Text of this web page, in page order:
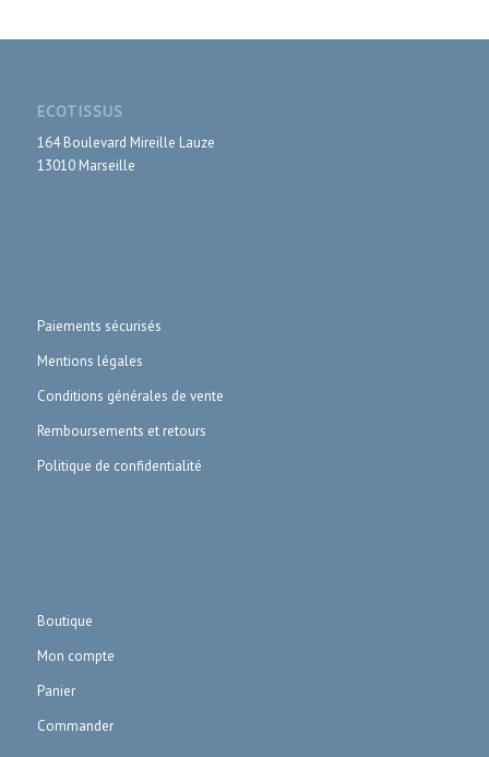
ECOTISSUS
164 Boulevard Mireille Lauze
13010 Marseille
Paiements sécurisés
Mentions légales
Conditions générales de vente
Remboursements et retours
Politique de confidentialité
Boutique
Mon compte
Panier
Commander